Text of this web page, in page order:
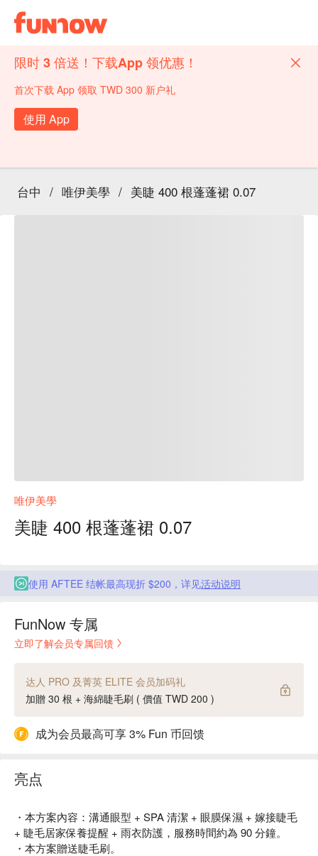
限时 3 倍送！下载App 领优惠！
首次下载 App 领取 TWD 300 新户礼
使用 App
台中 / 唯伊美學 / 美睫 400 根蓬蓬裙 0.07
唯伊美學
美睫 400 根蓬蓬裙 0.07
使用 AFTEE 结帐最高现折 $200，详见活动说明
FunNow 专属
立即了解会员专属回馈
达人 PRO 及菁英 ELITE 会员加码礼
加贈 30 根 + 海綿睫毛刷 ( 價值 TWD 200 )
成为会员最高可享 3% Fun 币回馈
亮点
・本方案內容：溝通眼型 + SPA 清潔 + 眼膜保濕 + 嫁接睫毛
+ 睫毛居家保養提醒 + 雨衣防護，服務時間約為 90 分鐘。
・本方案贈送睫毛刷。